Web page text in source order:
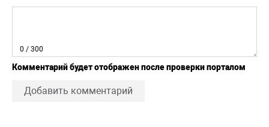
0 / 300
Комментарий будет отображен после проверки порталом
Добавить комментарий